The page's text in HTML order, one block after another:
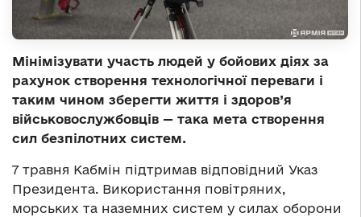
Мінімізувати участь людей у бойових діях за
рахунок створення технологічної переваги і
таким чином зберегти життя і здоров’я
військовослужбовців — така мета створення
сил безпілотних систем.
7 травня Кабмін підтримав відповідний Указ
Президента. Використання повітряних,
морських та наземних систем у силах оборони